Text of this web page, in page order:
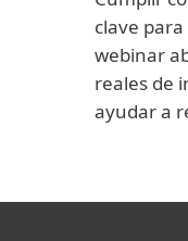
clave
webinar
reales de
ayudar a